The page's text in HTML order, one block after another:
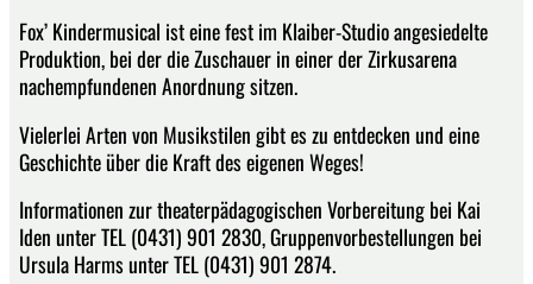
Fox’ Kindermusical ist eine fest im Klaiber-Studio angesiedelte
Produktion, bei der die Zuschauer in einer der Zirkusarena
nachempfundenen Anordnung sitzen.
Vielerlei Arten von Musikstilen gibt es zu entdecken und eine
Geschichte über die Kraft des eigenen Weges!
Informationen zur theaterpädagogischen Vorbereitung bei Kai
Iden unter TEL (0431) 901 2830, Gruppenvorbestellungen bei
Ursula Harms unter TEL (0431) 901 2874.